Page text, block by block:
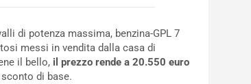
di potenza massima, benzina-GPL 7
messi in vendita dalla casa di
il bello, il prezzo rende a 20.550 euro
di base.